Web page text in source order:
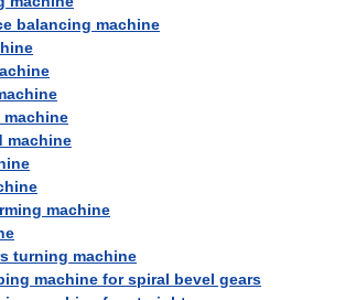
balancing machine
machine
machine
turning machine
machine for spiral bevel gears